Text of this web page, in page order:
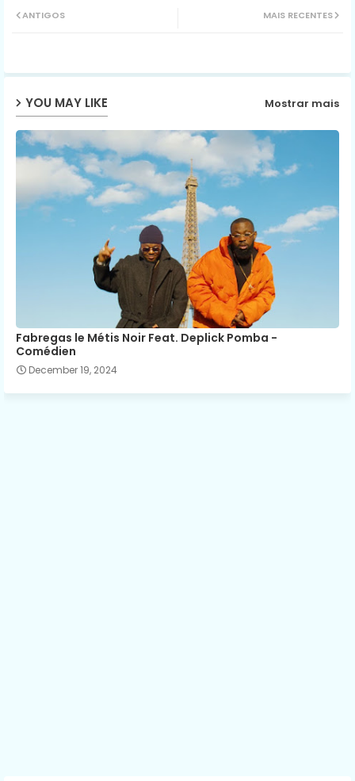
ap
MAIS RECENTES
ANTIGOS
YOU MAY LIKE Mostrar mais
Fabregas le Métis Noir Feat. Deplick Pomba -
Comédien
December 19, 2024